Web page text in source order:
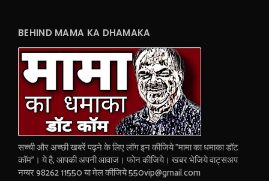
BEHIND MAMA KA DHAMAKA
सच्ची और अच्छी खबरें पढ़ने के लिए लॉग इन कीजिये "मामा का धमाका डॉट
कॉम"। ये है, आपकी अपनी आवाज। फोन कीजिये। खबर भेजिये वाट्सअप
नम्बर 98262 11550 या मेल कीजिये 550vip@gmail.com